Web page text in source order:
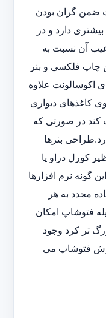
ضمن گران بودن
دارد و در
عیب آن نسبت به
چاپ فلکسی و بنر
اکوسالونت علاوه
کاغذهای دیواری
کند در صورتی که
بنرها
کورل دراو یا
گونه نرم افزارها
مجدد به هر
فتوشاپ امکان
تر کرد وجود
فتوشاپ می